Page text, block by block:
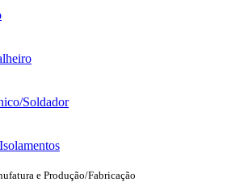
Soldador
e Produção/Fabricação